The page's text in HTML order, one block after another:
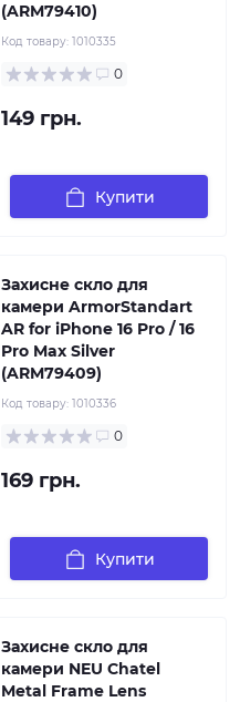
(ARM79410)
Код товару: 1010335
0
149 грн.
Купити
Захисне скло для
камери ArmorStandart
AR for iPhone 16 Pro / 16
Pro Max Silver
(ARM79409)
Код товару: 1010336
0
169 грн.
Купити
Захисне скло для
камери NEU Chatel
Metal Frame Lens